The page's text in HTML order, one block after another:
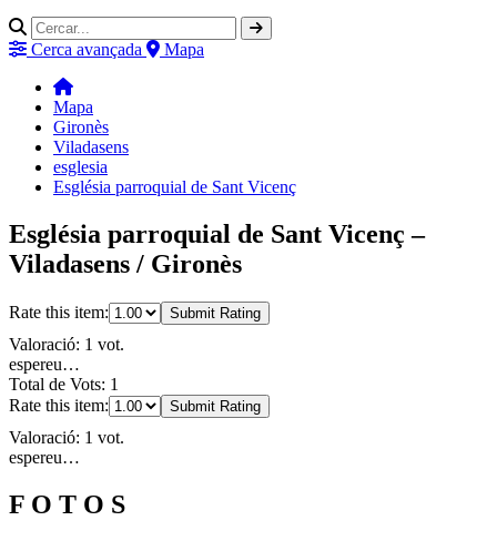
Cerca avançada Mapa
Mapa
Gironès
Viladasens
esglesia
Església parroquial de Sant Vicenç
Església parroquial de Sant Vicenç –
Viladasens / Gironès
Rate this item: Submit Rating
Valoració: 1 vot.
espereu…
Total de Vots: 1
Rate this item:
Submit Rating
Valoració: 1 vot.
espereu…
F O T O S